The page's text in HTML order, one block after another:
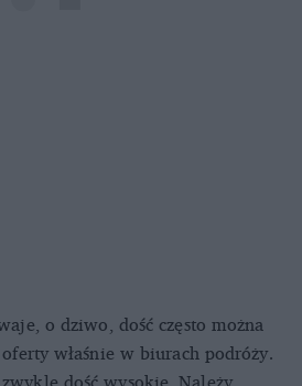
o dziwo, dość często można
właśnie w biurach podróży.